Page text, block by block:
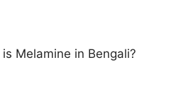
is Melamine in Bengali?